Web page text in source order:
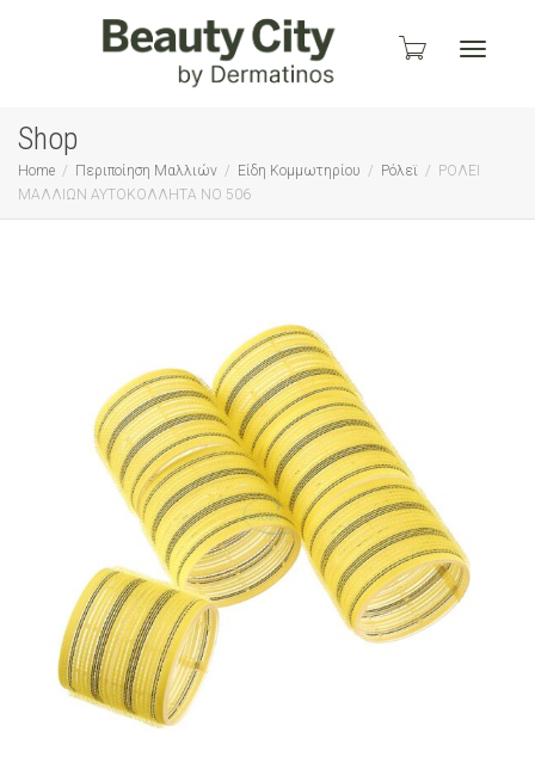
Shop
Home Περιποίηση Μαλλιών Είδη Κομμωτηρίου Ρόλεϊ
ΡΟΛΕΙ
ΜΑΛΛΙΩΝ ΑΥΤΟΚΟΛΛΗΤΑ ΝΟ 506